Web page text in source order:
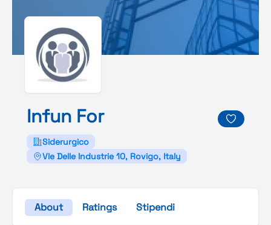
Infun For
Siderurgico
Vle Delle Industrie 10, Rovigo, Italy
About Ratings Stipendi